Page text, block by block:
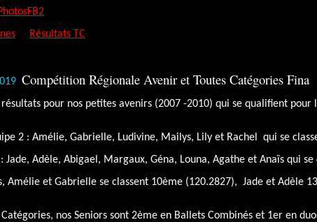
Résultats TC
Compétition Régionale Avenir et Toutes Catégories Fina
résultats pour nos petites avenirs (2007 -2010) qui se qualifient pour
2 : Amélie, Gabrielle, Ludivine, Mailys, Lily et Rachel qui se
Jade, Adèle, Abigael, Margaux, Géna, Louna, Agathe et Anaïs qui
Amélie et Gabrielle se classent 10ème (120.2827), Jade et Adèle
Catégories, nos Seniors sont 2ème en Ballets Combinés et 1er en